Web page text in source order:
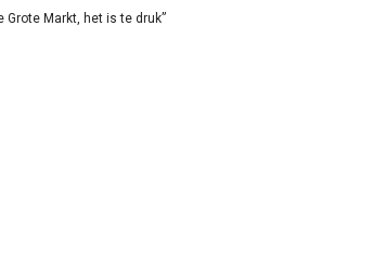
Grote Markt, het is te druk”